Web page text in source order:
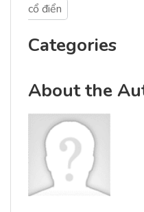
cổ điển
Categories
About the